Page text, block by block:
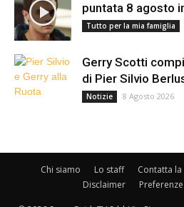
puntata 8 agosto
Tutto per la mia famiglia
Gerry Scotti
di Pier Silvio
Notizie 8 Agosto 2026
Chi siamo Lo staff Contatta
Disclaimer